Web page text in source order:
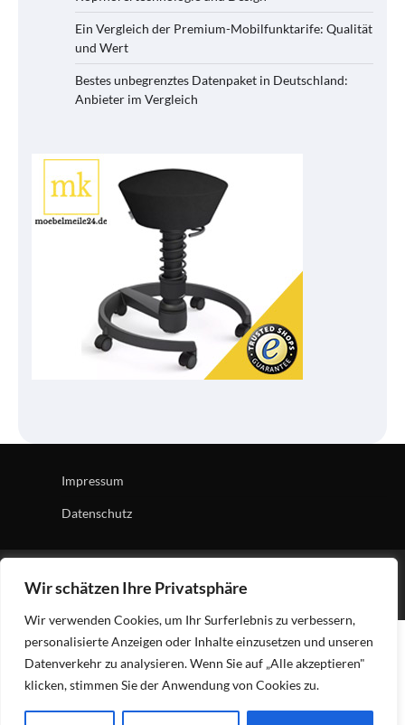
Wir schätzen Ihre Privatsphäre
Wir verwenden Cookies, um Ihr Surferlebnis zu verbessern,
personalisierte Anzeigen oder Inhalte einzusetzen und unseren
Datenverkehr zu analysieren. Wenn Sie auf „Alle akzeptieren"
klicken, stimmen Sie der Anwendung von Cookies zu.
Ein Vergleich der Premium-Mobilfunktarife: Qualität
und Wert
Bestes unbegrenztes Datenpaket in Deutschland:
Anbieter im Vergleich
Impressum
Datenschutz
| Powered byWordPress.